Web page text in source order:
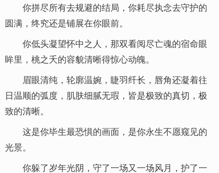
你拼尽所有去规避的结局，你耗尽执念去守护的
圆满，终究还是铺展在你眼前。
你低头凝望怀中之人，那双看阅尽亡魂的宿命眼
眸里，桃之夭的容貌清晰得惊心动魄。
眉眼清纯，轮廓温婉，睫羽纤长，唇角还凝着往
日温顺的弧度，肌肤细腻无瑕，皆是极致的真切，极
致的清晰。
这是你毕生最恐惧的画面，是你永生不愿窥见的
光景。
你躲了岁年光阴，守了一场又一场风月，护了一